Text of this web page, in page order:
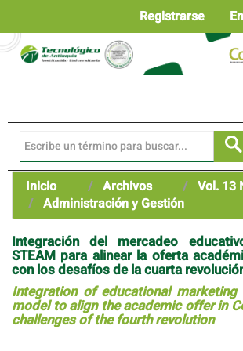
Contenido
principal
Registrarse
Inicio Archivos
Vol. 13
Administración y Gestión
Integración del mercadeo
STEAM para alinear la oferta
con los desafíos de la cuarta
Integration of educational marketing
model to align the academic offer in
challenges of the fourth revolution